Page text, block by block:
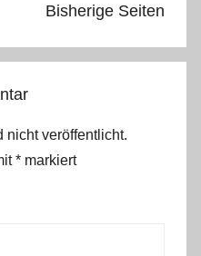
Bisherige Seiten
nicht veröffentlicht.
* markiert